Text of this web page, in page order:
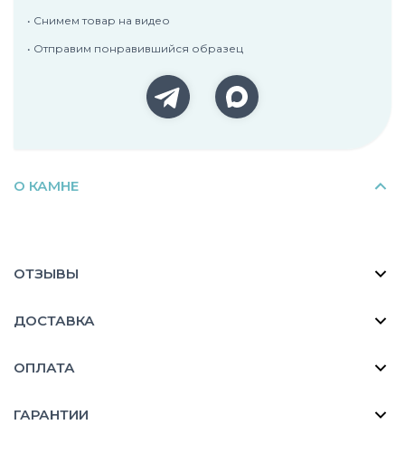
• Снимем товар на видео
• Отправим понравившийся образец
О КАМНЕ
ОТЗЫВЫ
ДОСТАВКА
ОПЛАТА
ГАРАНТИИ